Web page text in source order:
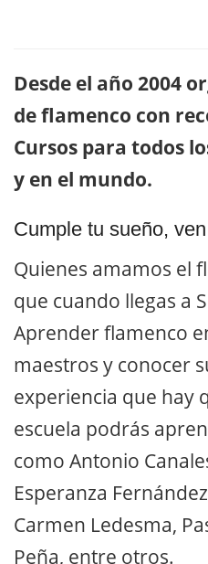
Desde el año 2004
de flamenco con
Cursos para todos
y en el mundo.
Cumple tu sueño,
Quienes amamos el
que cuando llegas a
Aprender flamenco
maestros y conocer
experiencia que hay
escuela podrás
como Antonio
Esperanza
Carmen Ledesma,
Peña, entre otros.